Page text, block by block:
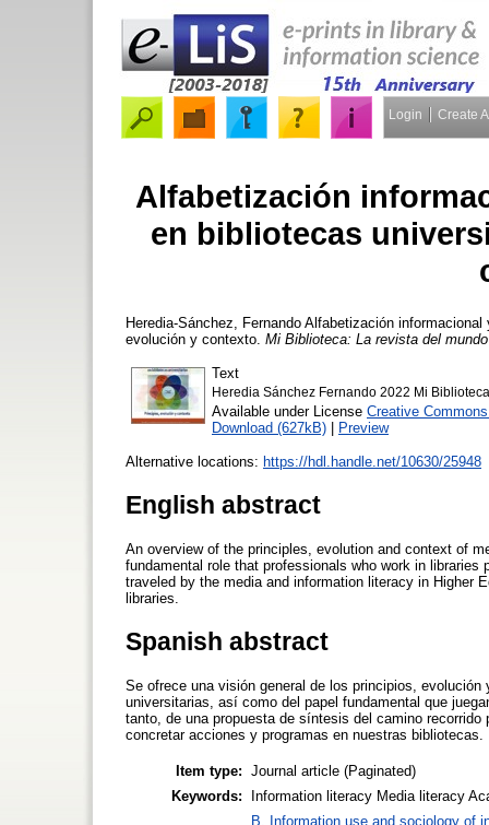
Login Create
Alfabetización
en bibliotecas
Heredia-Sánchez, Fernando Alfabetización
evolución y contexto. Mi Biblioteca: La revista del
Text
Heredia Sánchez Fernando 2022 Mi
Available under License Creative
Download (627kB) | Preview
Alternative locations: https://hdl.handle.net/10630/25948
English abstract
An overview of the principles, evolution and context of
fundamental role that professionals who work in
traveled by the media and information literacy in Higher
libraries.
Spanish abstract
Se ofrece una visión general de los principios,
universitarias, así como del papel fundamental que
tanto, de una propuesta de síntesis del camino
concretar acciones y programas en nuestras bibliotecas.
Item type: Journal article (Paginated)
Keywords:
Information literacy Media literacy
B. Information use and sociology of